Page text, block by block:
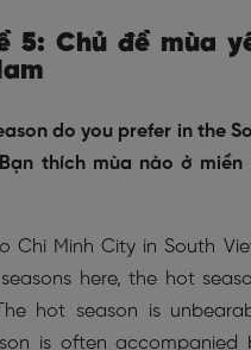
5: Chủ đề mùa
do you prefer in the
thích mùa nào ở miền
Chi Minh City in South
here, the hot
hot season is
is often accompanied